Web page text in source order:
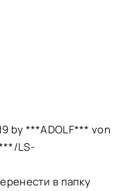
by ***ADOLF*** von
LS-
в папку